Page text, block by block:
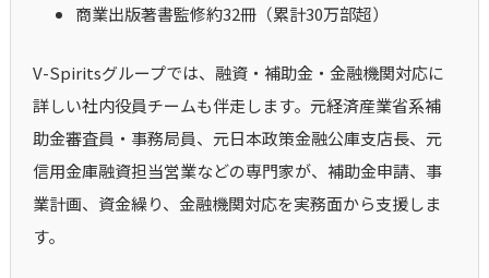
商業出版著書監修約32冊（累計30万部超）
V-Spiritsグループでは、融資・補助金・金融機関対応に
詳しい社内役員チームも伴走します。元経済産業省系補
助金審査員・事務局員、元日本政策金融公庫支店長、元
信用金庫融資担当営業などの専門家が、補助金申請、事
業計画、資金繰り、金融機関対応を実務面から支援しま
す。